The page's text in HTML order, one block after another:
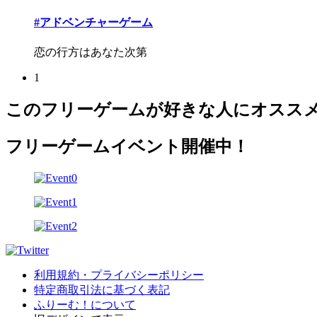
#アドベンチャーゲーム
恋の行方はあなた次第
1
このフリーゲームが好きな人にオスス
フリーゲームイベント開催中！
利用規約・プライバシーポリシー
特定商取引法に基づく表記
ふりーむ！について